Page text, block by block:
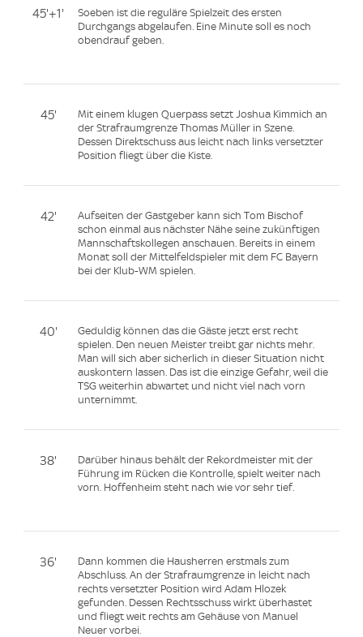
45'+1'
Soeben ist die reguläre Spielzeit des ersten
Durchgangs abgelaufen. Eine Minute soll es noch
obendrauf geben.
45'
Mit einem klugen Querpass setzt Joshua Kimmich an
der Strafraumgrenze Thomas Müller in Szene.
Dessen Direktschuss aus leicht nach links versetzter
Position fliegt über die Kiste.
42'
Aufseiten der Gastgeber kann sich Tom Bischof
schon einmal aus nächster Nähe seine zukünftigen
Mannschaftskollegen anschauen. Bereits in einem
Monat soll der Mittelfeldspieler mit dem FC Bayern
bei der Klub-WM spielen.
40'
Geduldig können das die Gäste jetzt erst recht
spielen. Den neuen Meister treibt gar nichts mehr.
Man will sich aber sicherlich in dieser Situation nicht
auskontern lassen. Das ist die einzige Gefahr, weil die
TSG weiterhin abwartet und nicht viel nach vorn
unternimmt.
38'
Darüber hinaus behält der Rekordmeister mit der
Führung im Rücken die Kontrolle, spielt weiter nach
vorn. Hoffenheim steht nach wie vor sehr tief.
36'
Dann kommen die Hausherren erstmals zum
Abschluss. An der Strafraumgrenze in leicht nach
rechts versetzter Position wird Adam Hlozek
gefunden. Dessen Rechtsschuss wirkt überhastet
und fliegt weit rechts am Gehäuse von Manuel
Neuer vorbei.